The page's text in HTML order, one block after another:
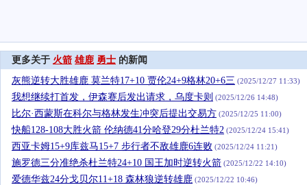
更多关于 火箭 雄鹿 勇士 的新闻
灰熊逆转大胜雄鹿 莫兰特17+10 贾伦24+9格林20+6三 (2025/12/27 11:33)
我想继续打首发，伊森赛后发出请求，乌度卡则 (2025/12/26 14:48)
比尔·西蒙斯在科尔与格林发生冲突后提出交易方 (2025/12/25 11:00)
快船128-108大胜火箭 伦纳德41分哈登29分杜兰特2 (2025/12/24 15:41)
西亚卡姆15+9库兹马15+7 步行者不敌雄鹿6连败 (2025/12/24 11:21)
施罗德三分准绝杀杜兰特24+10 国王加时逆转火箭 (2025/12/22 14:10)
爱德华兹24分戈贝尔11+18 森林狼逆转雄鹿 (2025/12/22 10:46)